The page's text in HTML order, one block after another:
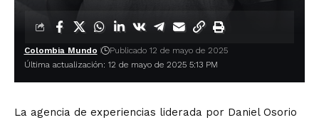
Última actualización: 12 de mayo de 2025 5:13 PM
Colombia Mundo Publicado 12 de mayo de 2025
La agencia de experiencias liderada por Daniel Osorio